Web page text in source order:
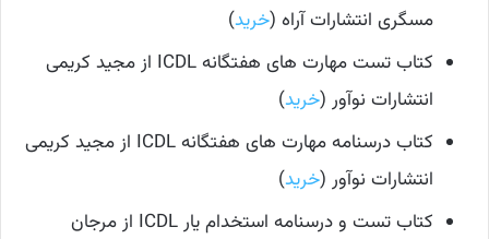
مسگری انتشارات آراه (خرید)
کتاب تست مهارت های هفتگانه ICDL از مجید کریمی
انتشارات نوآور (خرید)
کتاب درسنامه مهارت های هفتگانه ICDL از مجید کریمی
انتشارات نوآور (خرید)
کتاب تست و درسنامه استخدام یار ICDL از مرجان